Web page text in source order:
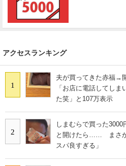
アクセスランキング
1
夫が買ってきた赤福
「お店に電話してし
た笑」と107万表示
2
しまむらで買った
と開けたら…… まさか
スパ良すぎる」